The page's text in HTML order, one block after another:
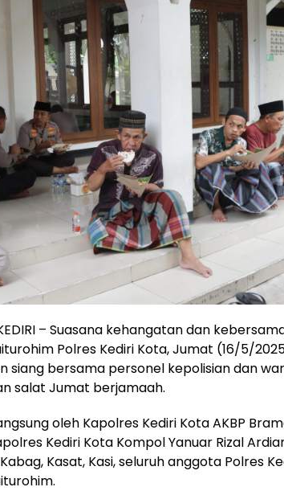
– Suasana kehangatan dan
Polres Kediri Kota, Jumat (16/5/
siang bersama personel kepolisian dan
salat Jumat berjamaah.
oleh Kapolres Kediri Kota AKBP
Kediri Kota Kompol Yanuar Rizal
Kasat, Kasi, seluruh anggota Polres